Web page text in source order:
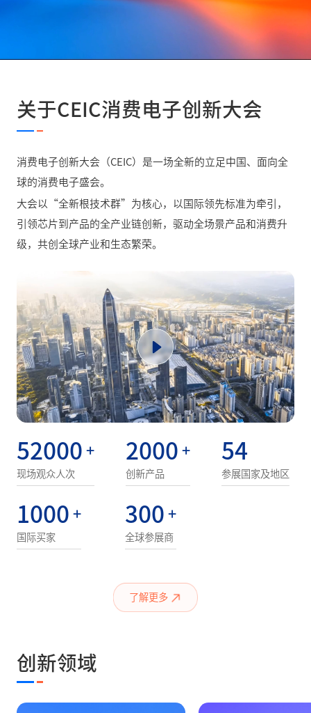
关于CEIC消费电子创新大会
消费电子创新大会（CEIC）是一场全新的立足中国、面向全
球的消费电子盛会。
大会以“全新根技术群”为核心，以国际领先标准为牵引，
引领芯片到产品的全产业链创新，驱动全场景产品和消费升
级，共创全球产业和生态繁荣。
52000 +
现场观众人次
2000 +
创新产品
54
参展国家及地区
1000 +
国际买家
300 +
全球参展商
了解更多
创新领域